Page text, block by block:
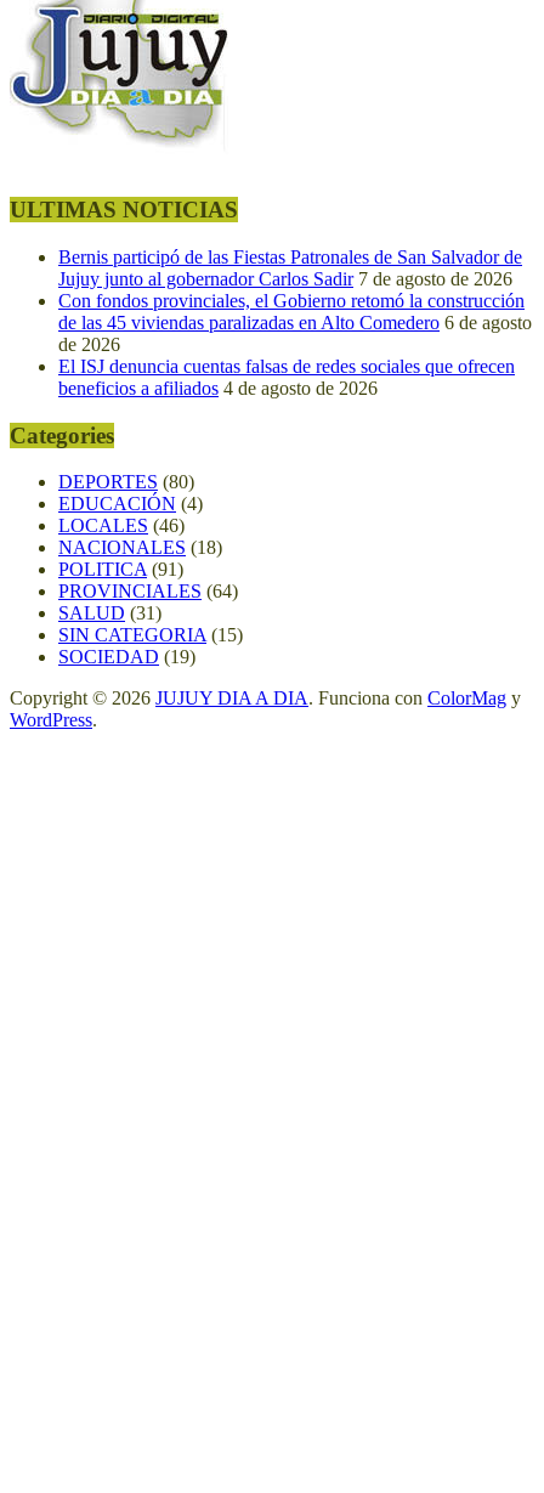
ULTIMAS NOTICIAS
Bernis participó de las Fiestas Patronales de San Salvador de
Jujuy junto al gobernador Carlos Sadir 7 de agosto de 2026
Con fondos provinciales, el Gobierno retomó la construcción
de las 45 viviendas paralizadas en Alto Comedero 6 de agosto
de 2026
El ISJ denuncia cuentas falsas de redes sociales que ofrecen
beneficios a afiliados 4 de agosto de 2026
Categories
DEPORTES (80)
EDUCACIÓN (4)
LOCALES (46)
NACIONALES (18)
POLITICA (91)
PROVINCIALES (64)
SALUD (31)
SIN CATEGORIA (15)
SOCIEDAD (19)
Copyright © 2026 JUJUY DIA A DIA. Funciona con ColorMag y
WordPress.